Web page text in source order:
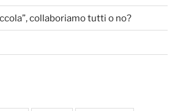
collaboriamo tutti o no?